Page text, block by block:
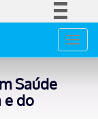
informação
Saúde
e do